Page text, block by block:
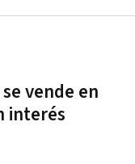
vende en
interés